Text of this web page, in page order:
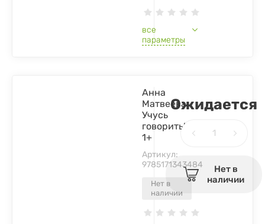
все
параметры
Нет в
наличии
Анна
Матвеева:
Учусь
говорить!
1+
Артикул:
9785171343484
Ожидается
Нет в
наличии